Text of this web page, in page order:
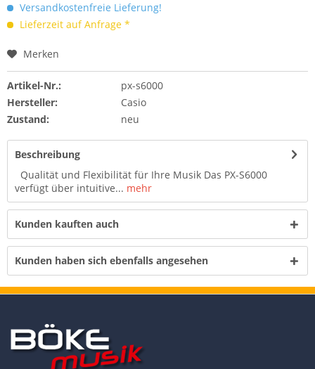
Versandkostenfreie Lieferung!
Lieferzeit auf Anfrage *
Merken
Artikel-Nr.:
px-s6000
Hersteller:
Casio
Zustand:
neu
Beschreibung
Qualität und Flexibilität für Ihre Musik Das PX-S6000
verfügt über intuitive... mehr
Kunden kauften auch
Kunden haben sich ebenfalls angesehen